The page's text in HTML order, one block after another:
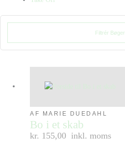
Filtrér Bøger
AF MARIE DUEDAHL
Bo i et skab
kr. 155,00 inkl. moms